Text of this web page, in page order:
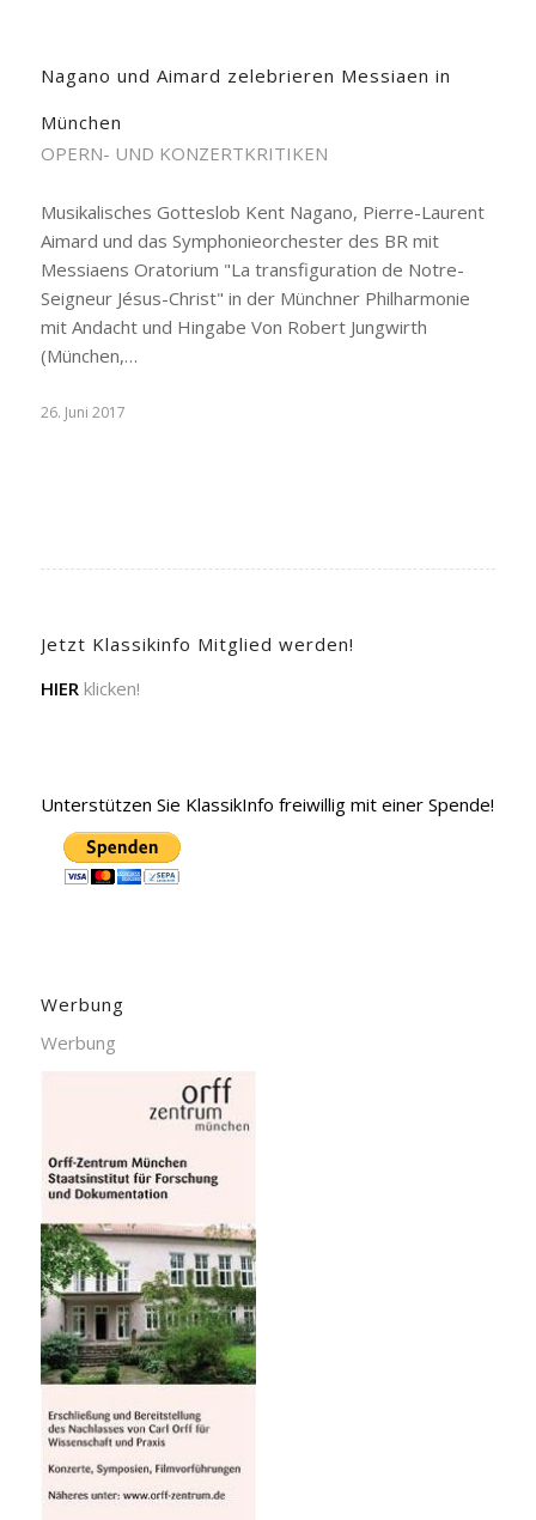
Nagano und Aimard zelebrieren Messiaen in
München
OPERN- UND KONZERTKRITIKEN
Musikalisches Gotteslob Kent Nagano, Pierre-Laurent
Aimard und das Symphonieorchester des BR mit
Messiaens Oratorium "La transfiguration de Notre-
Seigneur Jésus-Christ" in der Münchner Philharmonie
mit Andacht und Hingabe Von Robert Jungwirth
(München,…
26. Juni 2017
Jetzt Klassikinfo Mitglied werden!
HIER klicken!
Unterstützen Sie KlassikInfo freiwillig mit einer Spende!
Werbung
Werbung